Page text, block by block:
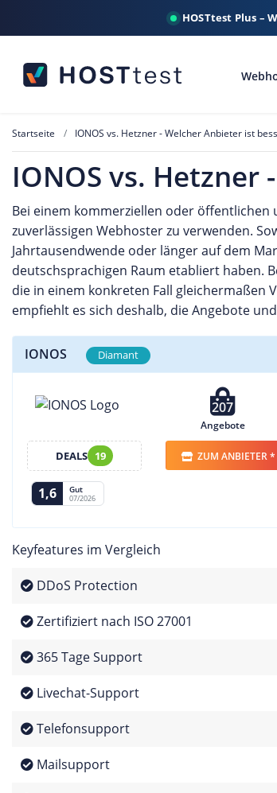
HOSTtest Plus –
Startseite IONOS vs. Hetzner - Welcher Anbieter ist
IONOS vs. Hetzner
Bei einem kommerziellen oder
zuverlässigen Webhoster zu verwenden.
Jahrtausendwende oder länger auf dem
deutschsprachigen Raum etabliert haben.
die in einem konkreten Fall gleichermaßen
empfiehlt es sich deshalb, die Angebote
IONOS Diamant
207
Angebote
DEALS 19 ZUM ANBIETER *
1,6 Gut
07/2026
Keyfeatures im Vergleich
DDoS Protection
Zertifiziert nach ISO 27001
365 Tage Support
Livechat-Support
Telefonsupport
Mailsupport